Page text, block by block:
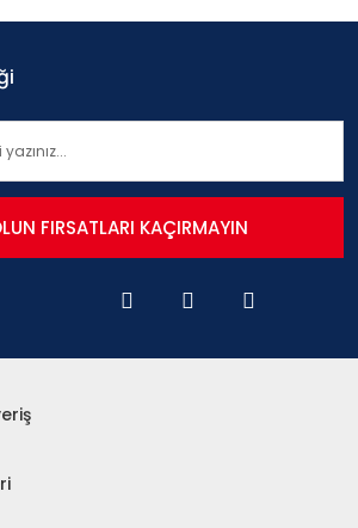
FIRSATLARI KAÇIRMAYIN